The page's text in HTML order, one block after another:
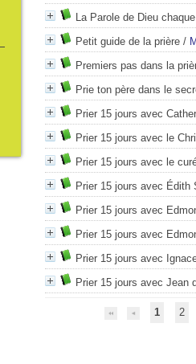
La Parole de Dieu
Petit guide de la prière /
Premiers pas dans la
Prie ton père dans le
Prier 15 jours avec
Prier 15 jours avec le
Prier 15 jours avec le
Prier 15 jours avec Édith
Prier 15 jours avec
Prier 15 jours avec
Prier 15 jours avec
Prier 15 jours avec Jean
1 2